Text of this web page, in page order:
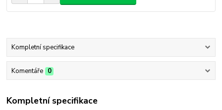
Kompletní specifikace
Komentáře 0
Kompletní specifikace